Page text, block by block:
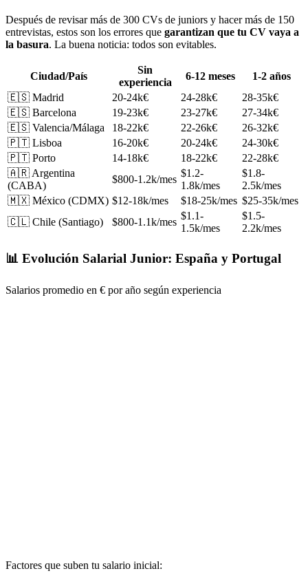
Después de revisar más de 300 CVs de juniors y hacer más de 150
entrevistas, estos son los errores que garantizan que tu CV vaya a
la basura. La buena noticia: todos son evitables.
Ciudad/País
Sin
experiencia
6-12 meses
1-2 años
🇪🇸 Madrid
20-24k€ 24-28k€
28-35k€
🇪🇸 Barcelona
19-23k€ 23-27k€
27-34k€
🇪🇸 Valencia/Málaga
18-22k€ 22-26k€
26-32k€
🇵🇹 Lisboa
16-20k€ 20-24k€
24-30k€
🇵🇹 Porto
14-18k€ 18-22k€
22-28k€
🇦🇷 Argentina
(CABA)
$800-1.2k/mes
$1.2-
1.8k/mes
$1.8-
2.5k/mes
🇲🇽 México (CDMX) $12-18k/mes $18-25k/mes $25-35k/mes
🇨🇱 Chile (Santiago)
$800-1.1k/mes
$1.1-
1.5k/mes
$1.5-
2.2k/mes
📊 Evolución Salarial Junior: España y Portugal
Salarios promedio en € por año según experiencia
Factores que suben tu salario inicial: